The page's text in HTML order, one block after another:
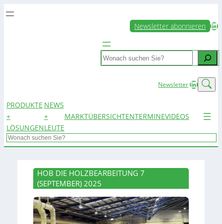
Newsletter abonnieren LinkedIn
Search
NewsletterLinkedIn
PRODUKTE
+
LÖSUNGEN
NEWS
+
LEUTE
MARKTÜBERSICHTENTERMINEVIDEOS
Search
HOB DIE HOLZBEARBEITUNG 7
(SEPTEMBER) 2025